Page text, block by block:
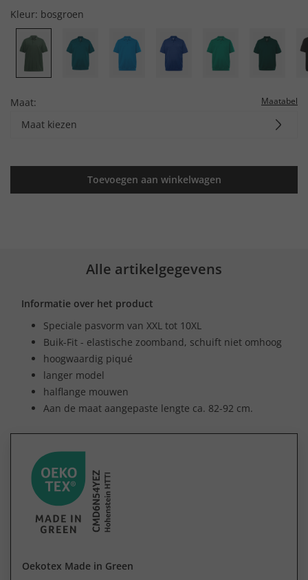
Kleur: bosgroen
Maat: Maatabel
Maat kiezen
Toevoegen aan winkelwagen
Alle artikelgegevens
Informatie over het product
Speciale pasvorm van XXL tot 10XL
Buik-Fit - elastische zoomband, schuift niet omhoog
hoogwaardig piqué
langer model
halflange mouwen
Aan de maat aangepaste lengte ca. 82-92 cm.
Oekotex Made in Green